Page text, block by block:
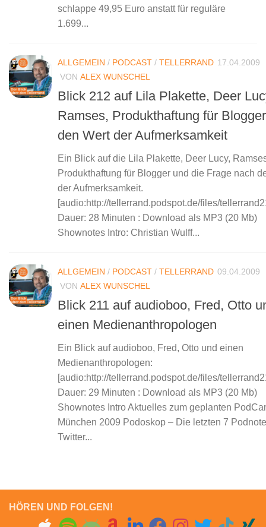
schlappe 49,95 Euro anstatt für reguläre
1.699...
ALLGEMEIN / PODCAST / TELLERRAND 17.04.2009
VON ALEX WUNSCHEL
Blick 212 auf Lila Plakette, Deer
Ramses, Produkthaftung für
den Wert der Aufmerksamkeit
Ein Blick auf die Lila Plakette, Deer Lucy,
Produkthaftung für Blogger und die Frage nach
der Aufmerksamkeit.
[audio:http://tellerrand.podspot.de/files/
Dauer: 28 Minuten : Download als MP3 (20 Mb)
Shownotes Intro: Christian Wulff...
ALLGEMEIN / PODCAST / TELLERRAND 09.04.2009
VON ALEX WUNSCHEL
Blick 211 auf audioboo, Fred, Otto
einen Medienanthropologen
Ein Blick auf audioboo, Fred, Otto und einen
Medienanthropologen:
[audio:http://tellerrand.podspot.de/files/
Dauer: 29 Minuten : Download als MP3 (20 Mb)
Shownotes Intro Aktuelles zum geplanten
München 2009 Podoskop – Die letzten 7
Twitter...
HÖREN UND FOLGEN!